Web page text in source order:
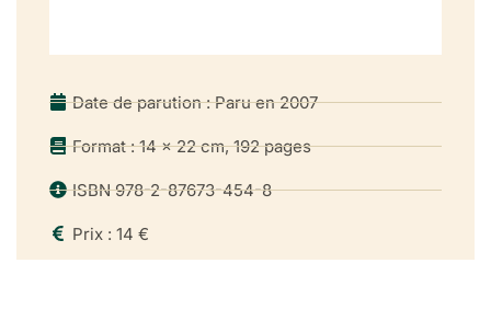
Date de parution : Paru en 2007
Format : 14 x 22 cm, 192 pages
ISBN 978-2-87673-454-8
Prix : 14 €